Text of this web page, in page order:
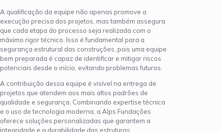
A qualificação da equipe não apenas promove a
execução precisa dos projetos, mas também assegura
que cada etapa do processo seja realizada com o
máximo rigor técnico. Isso é fundamental para a
segurança estrutural das construções, pois uma equipe
bem preparada é capaz de identificar e mitigar riscos
potenciais desde o início, evitando problemas futuros.
A contribuição dessa equipe é visível na entrega de
projetos que atendem aos mais altos padrões de
qualidade e segurança. Combinando expertise técnica
e o uso de tecnologia moderna, a Alps Fundações
oferece soluções personalizadas que garantem a
integridade e a durabilidade das estruturas,